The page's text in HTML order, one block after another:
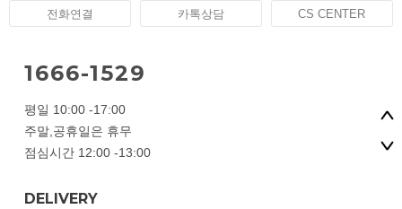
전화연결 카톡상담 CS CENTER
1666-1529
평일 10:00 -17:00
주말,공휴일은 휴무
점심시간 12:00 -13:00
DELIVERY